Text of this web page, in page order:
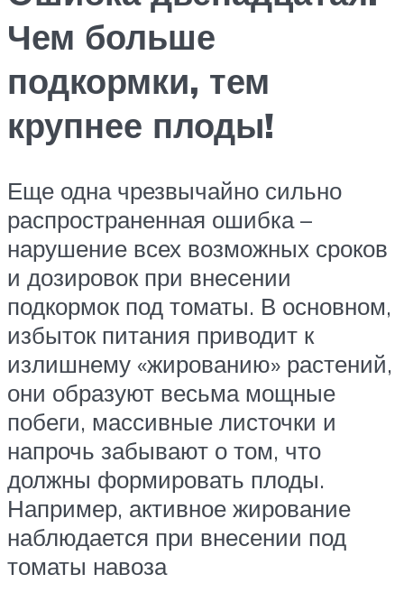
Чем больше
подкормки, тем
крупнее плоды!
Еще одна чрезвычайно сильно
распространенная ошибка –
нарушение всех возможных сроков
и дозировок при внесении
подкормок под томаты. В основном,
избыток питания приводит к
излишнему «жированию» растений,
они образуют весьма мощные
побеги, массивные листочки и
напрочь забывают о том, что
должны формировать плоды.
Например, активное жирование
наблюдается при внесении под
томаты навоза